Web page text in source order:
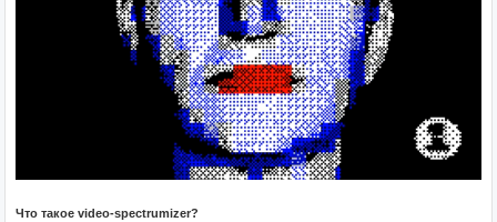
Что такое video-spectrumizer?